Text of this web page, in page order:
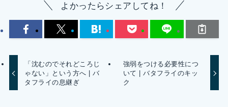
よかったらシェアしてね！
「沈むのでそれどころじ
ゃない」という方へ | バ
タフライの息継ぎ
強弱をつける必要性につ
いて | バタフライのキッ
ク